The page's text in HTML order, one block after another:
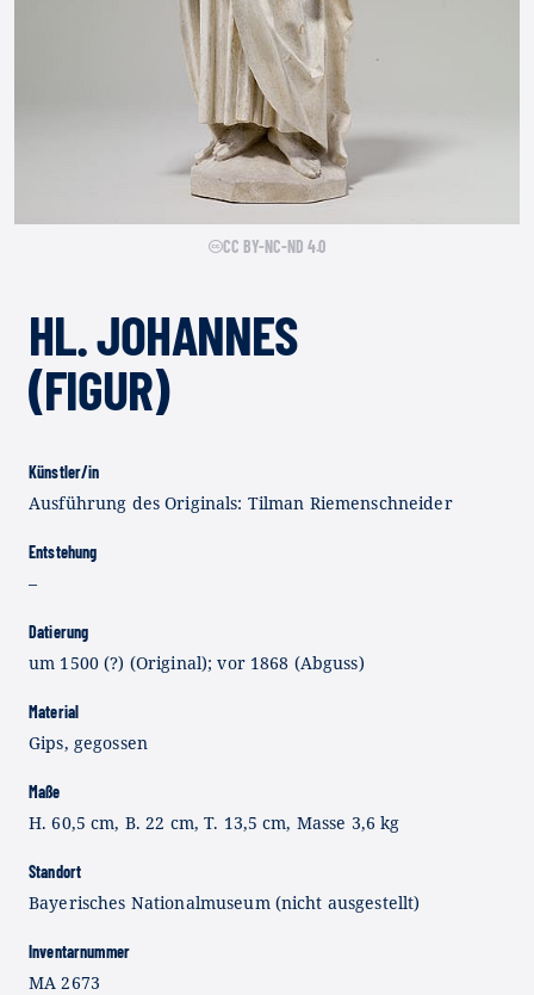
CC BY-NC-ND 4.0
HL. JOHANNES
(FIGUR)
Künstler/in
Ausführung des Originals: Tilman Riemenschneider
Entstehung
–
Datierung
um 1500 (?) (Original); vor 1868 (Abguss)
Material
Gips, gegossen
Maße
H. 60,5 cm, B. 22 cm, T. 13,5 cm, Masse 3,6 kg
Standort
Bayerisches Nationalmuseum (nicht ausgestellt)
Inventarnummer
MA 2673